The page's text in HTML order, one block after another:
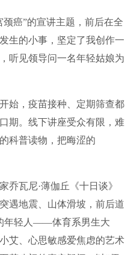
癌”的宣讲主题，前后在全
生的小事，坚定了我创作一
听见领导问一名年轻姑娘为
始，疫苗接种、定期筛查都
期。线下讲座受众有限，难
科普读物，把晦涩的
瓦尼·薄伽丘《十日谈》
遇地震、山体滑坡，前后道
年轻人——体育系男生大
艾、心思敏感爱焦虑的艺术